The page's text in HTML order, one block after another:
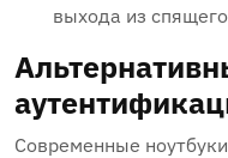
выхода из
Современные